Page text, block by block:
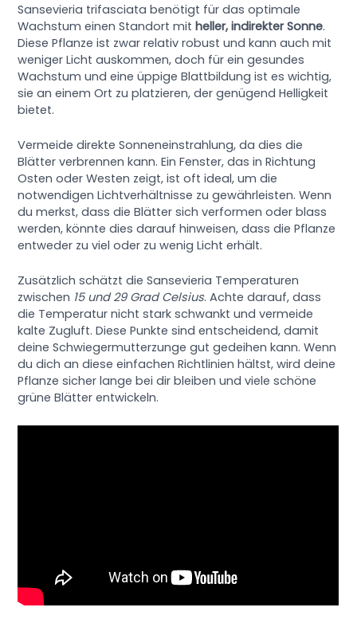
Sansevieria trifasciata benötigt für das optimale
Wachstum einen Standort mitheller, indirekter Sonne.
Diese Pflanze ist zwar relativ robust und kann auch mit
weniger Licht auskommen, doch für ein gesundes
Wachstum und eine üppige Blattbildung ist es wichtig,
sie an einem Ort zu platzieren, der genügend Helligkeit
bietet.
Vermeide direkte Sonneneinstrahlung, da dies die
Blätter verbrennen kann. Ein Fenster, das in Richtung
Osten oder Westen zeigt, ist oft ideal, um die
notwendigen Lichtverhältnisse zu gewährleisten. Wenn
du merkst, dass die Blätter sich verformen oder blass
werden, könnte dies darauf hinweisen, dass die Pflanze
entweder zu viel oder zu wenig Licht erhält.
Zusätzlich schätzt die Sansevieria Temperaturen
zwischen 15 und 29 Grad Celsius. Achte darauf, dass
die Temperatur nicht stark schwankt und vermeide
kalte Zugluft. Diese Punkte sind entscheidend, damit
deine Schwiegermutterzunge gut gedeihen kann. Wenn
du dich an diese einfachen Richtlinien hältst, wird deine
Pflanze sicher lange bei dir bleiben und viele schöne
grüne Blätter entwickeln.